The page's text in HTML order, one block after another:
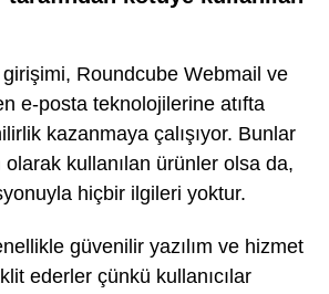
girişimi, Roundcube Webmail ve
e-posta teknolojilerine atıfta
kazanmaya çalışıyor. Bunlar
olarak kullanılan ürünler olsa da,
hiçbir ilgileri yoktur.
güvenilir yazılım ve hizmet
ederler çünkü kullanıcılar